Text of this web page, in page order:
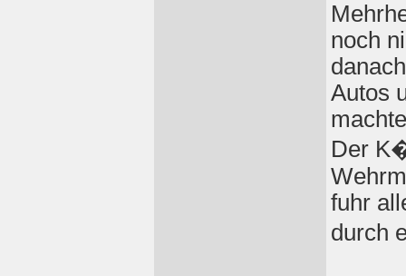
noch
Autos
Der
fuhr
durch